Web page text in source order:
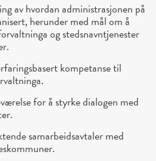
av hvordan administrasjonen på
herunder med mål om å
og stedsnavntjenester
kompetanse til
for å styrke dialogen med
samarbeidsavtaler med